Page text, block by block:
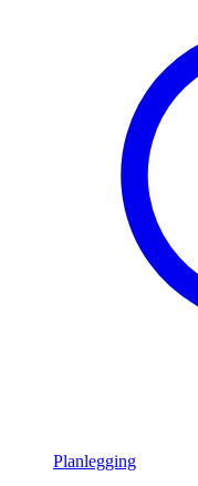
Planlegging